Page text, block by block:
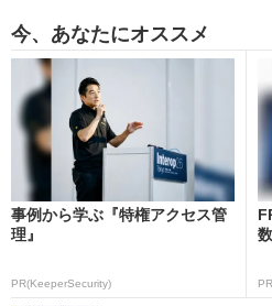
今、あなたにオススメ
事例から学ぶ『特権アクセス管
理』
PR(KeeperSecurity)